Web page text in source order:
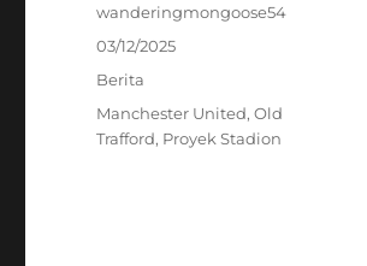
Author
wanderingmongoose54
Posted
03/12/2025
Categories
Berita
Tags
Manchester United,Old
Trafford, Proyek Stadion